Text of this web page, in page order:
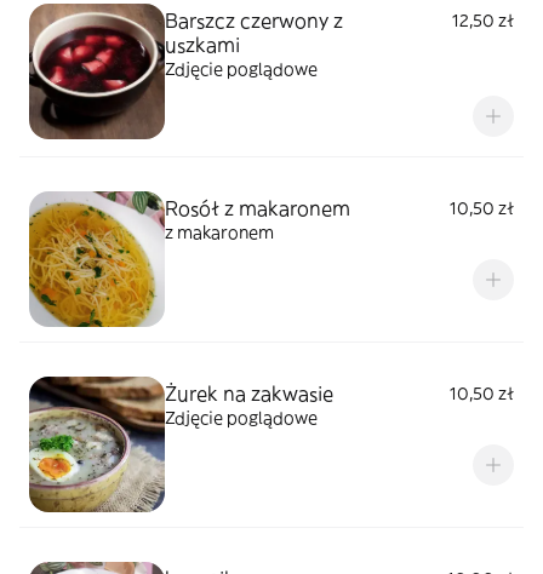
Barszcz czerwony z
uszkami
12,50 zł
Zdjęcie poglądowe
Rosół z makaronem
10,50 zł
z makaronem
Żurek na zakwasie
10,50 zł
Zdjęcie poglądowe